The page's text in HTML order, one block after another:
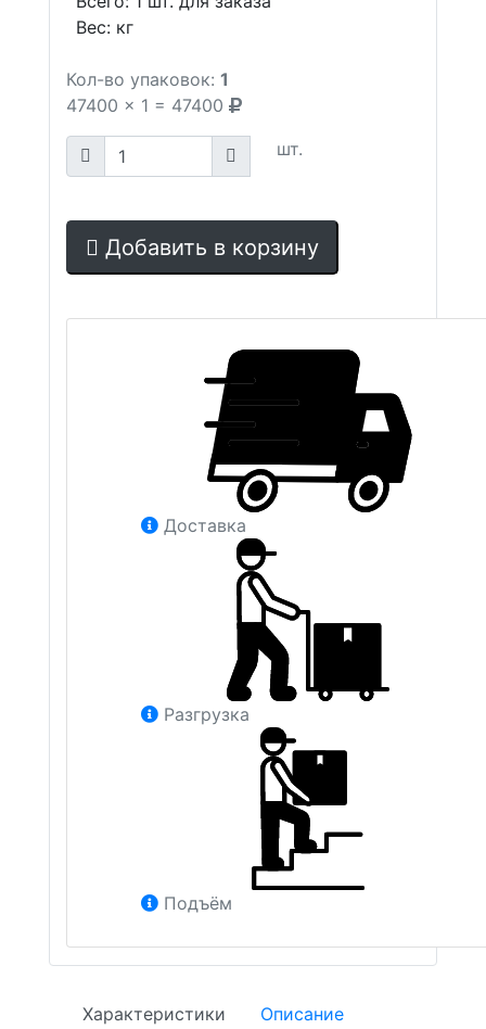
Вес: кг
Кол-во упаковок: 1
47400 x 1 = 47400
шт.
Добавить в корзину
Доставка
Разгрузка
Подъём
Характеристики
Описание